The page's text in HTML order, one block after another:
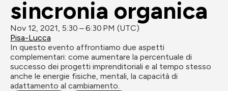
sincronia organica
Nov 12, 2021, 5:30 – 6:30 PM (UTC)
Pisa-Lucca
In questo evento affrontiamo due aspetti
complementari: come aumentare la percentuale di
successo dei progetti imprenditoriali e al tempo stesso
anche le energie fisiche, mentali, la capacità di